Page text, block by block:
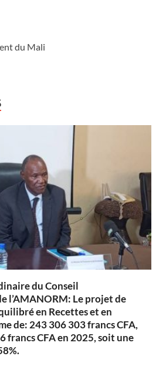
du Mali
du Conseil
l’AMANORM: Le projet de
en Recettes et en
de: 243 306 303 francs CFA,
francs CFA en 2025, soit une